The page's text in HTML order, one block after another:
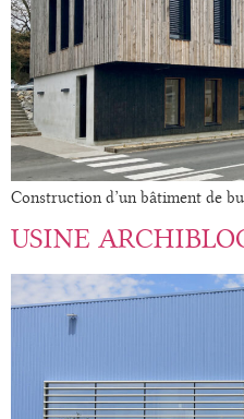
Construction d’un bâtiment de
USINE